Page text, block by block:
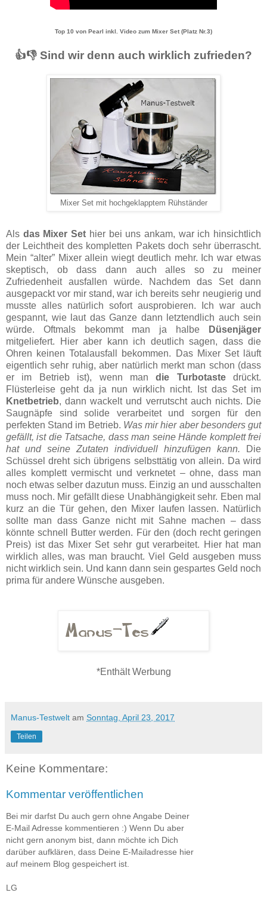
Top 10 von Pearl inkl. Video zum Mixer Set (Platz Nr.3)
👍👎 Sind wir denn auch wirklich zufrieden?
Mixer Set mit hochgeklapptem Rühständer
Als das Mixer Set hier bei uns ankam, war ich hinsichtlich
der Leichtheit des kompletten Pakets doch sehr überrascht.
Mein “alter” Mixer allein wiegt deutlich mehr. Ich war etwas
skeptisch, ob dass dann auch alles so zu meiner
Zufriedenheit ausfallen würde. Nachdem das Set dann
ausgepackt vor mir stand, war ich bereits sehr neugierig und
musste alles natürlich sofort ausprobieren. Ich war auch
gespannt, wie laut das Ganze dann letztendlich auch sein
würde. Oftmals bekommt man ja halbe
Düsenjäger
mitgeliefert. Hier aber kann ich deutlich sagen, dass die
Ohren keinen Totalausfall bekommen. Das Mixer Set läuft
eigentlich sehr ruhig, aber natürlich merkt man schon (dass
er im Betrieb ist), wenn man die Turbotastedrückt.
Flüsterleise geht da ja nun wirklich nicht. Ist das Set im
Knetbetrieb, dann wackelt und verrutscht auch nichts. Die
Saugnäpfe sind solide verarbeitet und sorgen für den
perfekten Stand im Betrieb. Was mir hier aber besonders gut
gefällt, ist die Tatsache, dass man seine Hände komplett frei
hat und seine Zutaten individuell hinzufügen kann. Die
Schüssel dreht sich übrigens selbsttätig von allein. Da wird
alles komplett vermischt und verknetet – ohne, dass man
noch etwas selber dazutun muss. Einzig an und ausschalten
muss noch. Mir gefällt diese Unabhängigkeit sehr. Eben mal
kurz an die Tür gehen, den Mixer laufen lassen. Natürlich
sollte man dass Ganze nicht mit Sahne machen – dass
könnte schnell Butter werden. Für den (doch recht geringen
Preis) ist das Mixer Set sehr gut verarbeitet. Hier hat man
wirklich alles, was man braucht. Viel Geld ausgeben muss
nicht wirklich sein. Und kann dann sein gespartes Geld noch
prima für andere Wünsche ausgeben.
*Enthält Werbung
Manus-Testwelt am Sonntag, April 23, 2017
Teilen
Keine Kommentare:
Kommentar veröffentlichen
Bei mir darfst Du auch gern ohne Angabe Deiner
E-Mail Adresse kommentieren :) Wenn Du aber
nicht gern anonym bist, dann möchte ich Dich
darüber aufklären, dass Deine E-Mailadresse hier
auf meinem Blog gespeichert ist.
LG